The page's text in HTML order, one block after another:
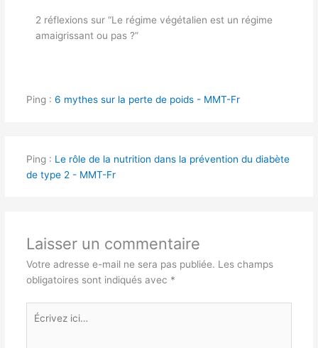
2 réflexions sur “Le régime végétalien est un régime
amaigrissant ou pas ?”
Ping : 6 mythes sur la perte de poids - MMT-Fr
Ping : Le rôle de la nutrition dans la prévention du diabète
de type 2 - MMT-Fr
Laisser un commentaire
Votre adresse e-mail ne sera pas publiée. Les champs
obligatoires sont indiqués avec *
Écrivez
ici…